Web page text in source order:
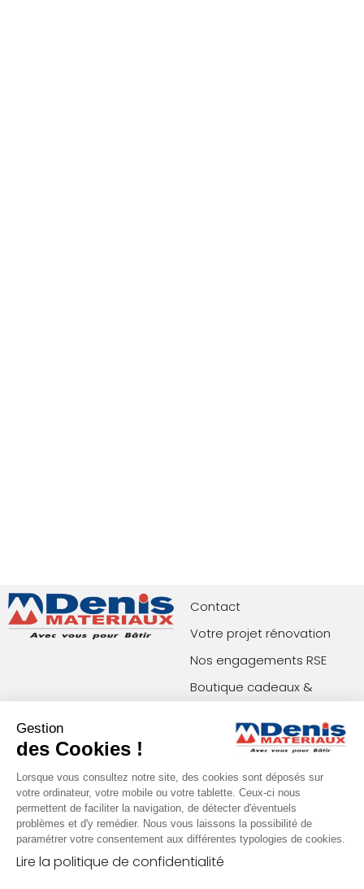
Contact
Votre projet rénovation
Nos engagements RSE
Boutique cadeaux &
Index égalité femmes-
Paiements acceptés Restons en contact !
Gestion
des Cookies !
Lorsque vous consultez notre site, des cookies sont déposés sur
votre ordinateur, votre mobile ou votre tablette. Ceux-ci nous
permettent de faciliter la navigation, de détecter d'éventuels
problèmes et d'y remédier. Nous vous laissons la possibilité de
paramétrer votre consentement aux différentes typologies de cookies.
Lire la politique de confidentialité